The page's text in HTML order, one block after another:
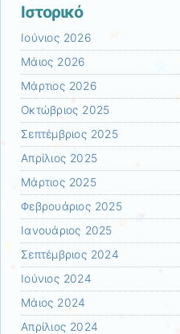
Ιστορικό
Ιούνιος 2026
Μάιος 2026
Μάρτιος 2026
Οκτώβριος 2025
Σεπτέμβριος 2025
Απρίλιος 2025
Μάρτιος 2025
Φεβρουάριος 2025
Ιανουάριος 2025
Σεπτέμβριος 2024
Ιούνιος 2024
Μάιος 2024
Απρίλιος 2024